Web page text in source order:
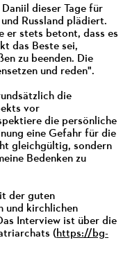
dieser Tage für
Russland plädiert.
er stets betont, dass es
das Beste sei,
zu beenden. Die
und reden".
die
vor
die persönliche
eine Gefahr für die
gleichgültig, sondern
Bedenken zu
der guten
und kirchlichen
Interview ist über die
(https://bg-